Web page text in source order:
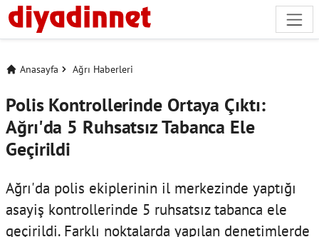
Anasayfa Ağrı Haberleri
Polis Kontrollerinde Ortaya Çıktı:
Ağrı'da 5 Ruhsatsız Tabanca Ele
Geçirildi
Ağrı'da polis ekiplerinin il merkezinde yaptığı
asayiş kontrollerinde 5 ruhsatsız tabanca ele
geçirildi. Farklı noktalarda yapılan denetimlerde